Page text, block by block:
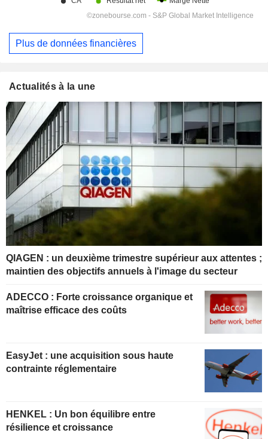
Plus de données financières
Actualités à la une
QIAGEN : un deuxième trimestre supérieur aux attentes ;
maintien des objectifs annuels à l'image du secteur
ADECCO : Forte croissance organique et
maîtrise efficace des coûts
EasyJet : une acquisition sous haute
contrainte réglementaire
HENKEL : Un bon équilibre entre
résilience et croissance